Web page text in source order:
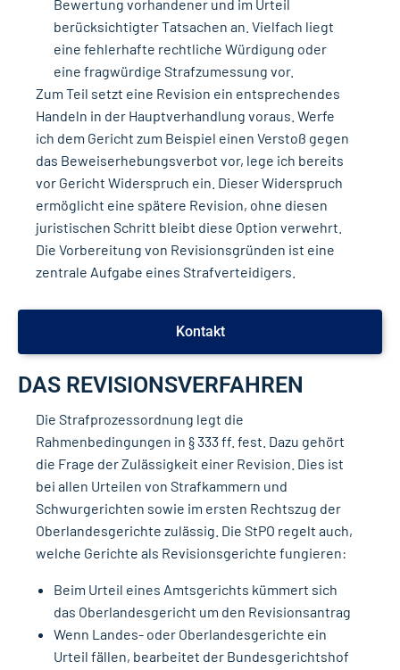
Bewertung vorhandener und im Urteil
berücksichtigter Tatsachen an. Vielfach liegt
eine fehlerhafte rechtliche Würdigung oder
eine fragwürdige Strafzumessung vor.
Zum Teil setzt eine Revision ein entsprechendes
Handeln in der Hauptverhandlung voraus. Werfe
ich dem Gericht zum Beispiel einen Verstoß gegen
das Beweiserhebungsverbot vor, lege ich bereits
vor Gericht Widerspruch ein. Dieser Widerspruch
ermöglicht eine spätere Revision, ohne diesen
juristischen Schritt bleibt diese Option verwehrt.
Die Vorbereitung von Revisionsgründen ist eine
zentrale Aufgabe eines Strafverteidigers.
Kontakt
DAS REVISIONSVERFAHREN
Die Strafprozessordnung legt die
Rahmenbedingungen in § 333 ff. fest. Dazu gehört
die Frage der Zulässigkeit einer Revision. Dies ist
bei allen Urteilen von Strafkammern und
Schwurgerichten sowie im ersten Rechtszug der
Oberlandesgerichte zulässig. Die StPO regelt auch,
welche Gerichte als Revisionsgerichte fungieren:
Beim Urteil eines Amtsgerichts kümmert sich
das Oberlandesgericht um den Revisionsantrag
Wenn Landes- oder Oberlandesgerichte ein
Urteil fällen, bearbeitet der Bundesgerichtshof